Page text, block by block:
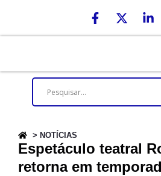
> NOTÍCIAS
Espetáculo teatral
retorna em